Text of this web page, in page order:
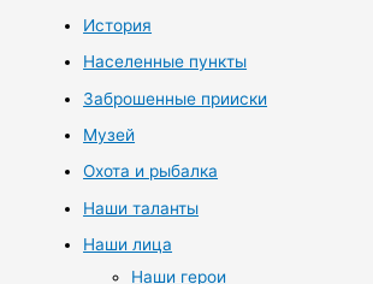
История
Населенные пункты
Заброшенные прииски
Музей
Охота и рыбалка
Наши таланты
Наши лица
Наши герои